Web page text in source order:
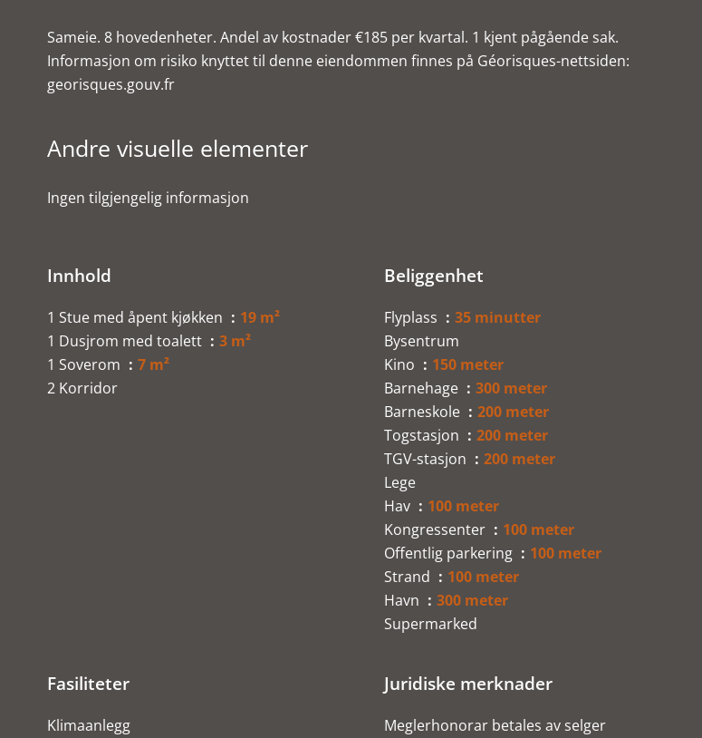
Sameie. 8 hovedenheter. Andel av kostnader €185 per kvartal. 1 kjent pågående sak.
Informasjon om risiko knyttet til denne eiendommen finnes på Géorisques-nettsiden:
georisques.gouv.fr
Andre visuelle elementer
Ingen tilgjengelig informasjon
Innhold
1 Stue med åpent kjøkken
19 m²
1 Dusjrom med toalett
3 m²
1 Soverom
7 m²
2 Korridor
Beliggenhet
Flyplass
35 minutter
Bysentrum
Kino
150 meter
Barnehage
300 meter
Barneskole
200 meter
Togstasjon
200 meter
TGV-stasjon
200 meter
Lege
Hav
100 meter
Kongressenter
100 meter
Offentlig parkering
100 meter
Strand
100 meter
Havn
300 meter
Supermarked
Fasiliteter
Klimaanlegg
Juridiske merknader
Meglerhonorar betales av selger